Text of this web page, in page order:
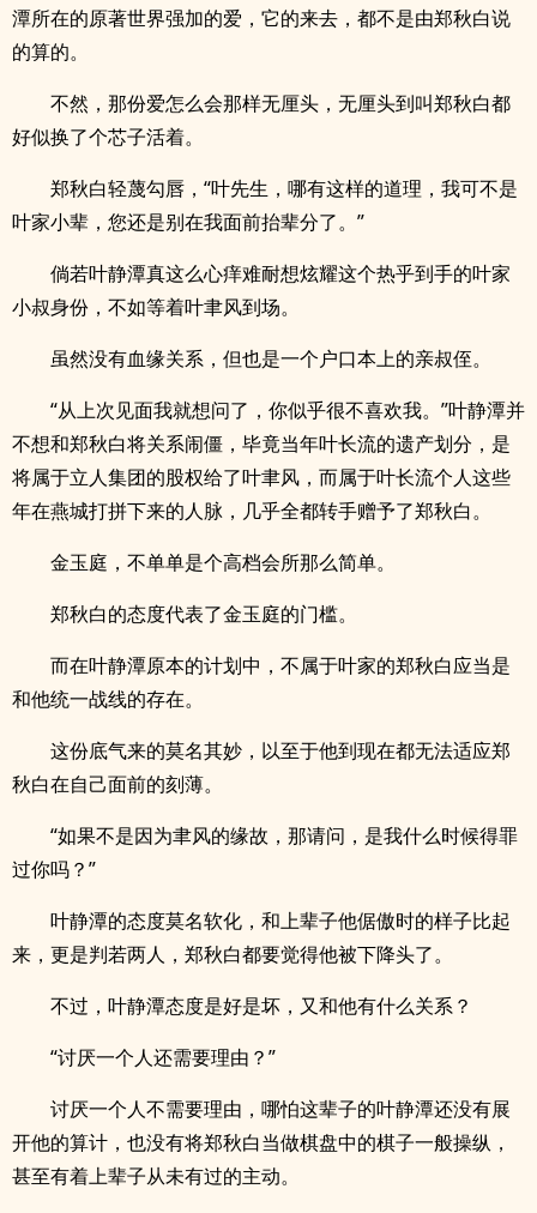
潭所在的原著世界强加的爱，它的来去，都不是由郑秋白说
的算的。
不然，那份爱怎么会那样无厘头，无厘头到叫郑秋白都
好似换了个芯子活着。
郑秋白轻蔑勾唇，“叶先生，哪有这样的道理，我可不是
叶家小辈，您还是别在我面前抬辈分了。”
倘若叶静潭真这么心痒难耐想炫耀这个热乎到手的叶家
小叔身份，不如等着叶聿风到场。
虽然没有血缘关系，但也是一个户口本上的亲叔侄。
“从上次见面我就想问了，你似乎很不喜欢我。”叶静潭并
不想和郑秋白将关系闹僵，毕竟当年叶长流的遗产划分，是
将属于立人集团的股权给了叶聿风，而属于叶长流个人这些
年在燕城打拼下来的人脉，几乎全都转手赠予了郑秋白。
金玉庭，不单单是个高档会所那么简单。
郑秋白的态度代表了金玉庭的门槛。
而在叶静潭原本的计划中，不属于叶家的郑秋白应当是
和他统一战线的存在。
这份底气来的莫名其妙，以至于他到现在都无法适应郑
秋白在自己面前的刻薄。
“如果不是因为聿风的缘故，那请问，是我什么时候得罪
过你吗？”
叶静潭的态度莫名软化，和上辈子他倨傲时的样子比起
来，更是判若两人，郑秋白都要觉得他被下降头了。
不过，叶静潭态度是好是坏，又和他有什么关系？
“讨厌一个人还需要理由？”
讨厌一个人不需要理由，哪怕这辈子的叶静潭还没有展
开他的算计，也没有将郑秋白当做棋盘中的棋子一般操纵，
甚至有着上辈子从未有过的主动。